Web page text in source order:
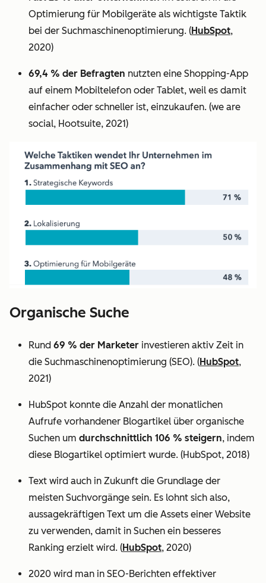
Optimierung für Mobilgeräte als wichtigste Taktik
bei der Suchmaschinenoptimierung. (HubSpot,
2020)
69,4 % der Befragten nutzten eine Shopping-App
auf einem Mobiltelefon oder Tablet, weil es damit
einfacher oder schneller ist, einzukaufen. (we are
social, Hootsuite, 2021)
Organische Suche
Rund 69 % der Marketer investieren aktiv Zeit in
die Suchmaschinenoptimierung (SEO). (HubSpot,
2021)
HubSpot konnte die Anzahl der monatlichen
Aufrufe vorhandener Blogartikel über organische
Suchen um durchschnittlich 106 % steigern, indem
diese Blogartikel optimiert wurde. (HubSpot, 2018)
Text wird auch in Zukunft die Grundlage der
meisten Suchvorgänge sein. Es lohnt sich also,
aussagekräftigen Text um die Assets einer Website
zu verwenden, damit in Suchen ein besseres
Ranking erzielt wird. (HubSpot, 2020)
2020 wird man in SEO-Berichten effektiver